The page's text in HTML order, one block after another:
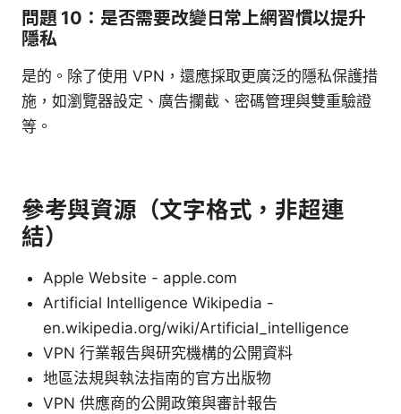
問題 10：是否需要改變日常上網習慣以提升
隱私
是的。除了使用 VPN，還應採取更廣泛的隱私保護措
施，如瀏覽器設定、廣告攔截、密碼管理與雙重驗證
等。
參考與資源（文字格式，非超連
結）
Apple Website - apple.com
Artificial Intelligence Wikipedia -
en.wikipedia.org/wiki/Artificial_intelligence
VPN 行業報告與研究機構的公開資料
地區法規與執法指南的官方出版物
VPN 供應商的公開政策與審計報告